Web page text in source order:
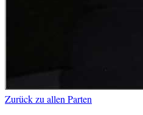
Zurück zu allen Parten